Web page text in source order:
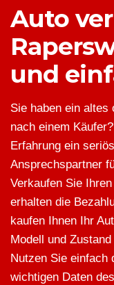
Auto
und
Sie haben ein altes
nach einem
Erfahrung ein
Ansprechspartner
Verkaufen Sie Ihren
erhalten die
kaufen Ihnen Ihr
Modell und
Nutzen Sie einfach
wichtigen Daten